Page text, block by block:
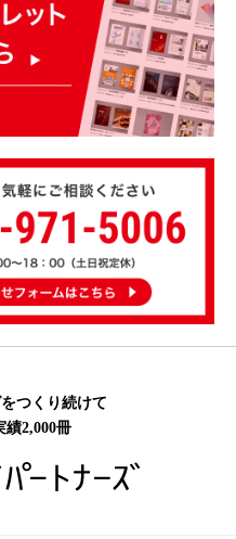
つくり続けて
績2,000冊